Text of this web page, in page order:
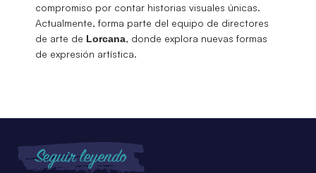
compromiso por contar historias visuales únicas.
Actualmente, forma parte del equipo de directores
de arte de Lorcana, donde explora nuevas formas
de expresión artística.
Seguir leyendo